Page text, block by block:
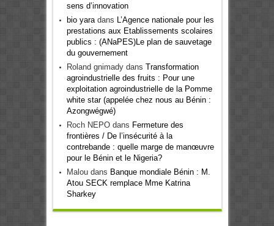
sens d’innovation
bio yaradans
L’Agence nationale pour les
prestations aux Etablissements scolaires
publics : (ANaPES)Le plan de sauvetage
du gouvernement
Roland gnimadydans Transformation
agroindustrielle des fruits : Pour une
exploitation agroindustrielle de la Pomme
white star (appelée chez nous au Bénin :
Azongwégwé)
Roch NEPOdans Fermeture des
frontières / De l’insécurité à la
contrebande : quelle marge de manœuvre
pour le Bénin et le Nigeria?
Maloudans Banque mondiale Bénin : M.
Atou SECK remplace Mme Katrina
Sharkey